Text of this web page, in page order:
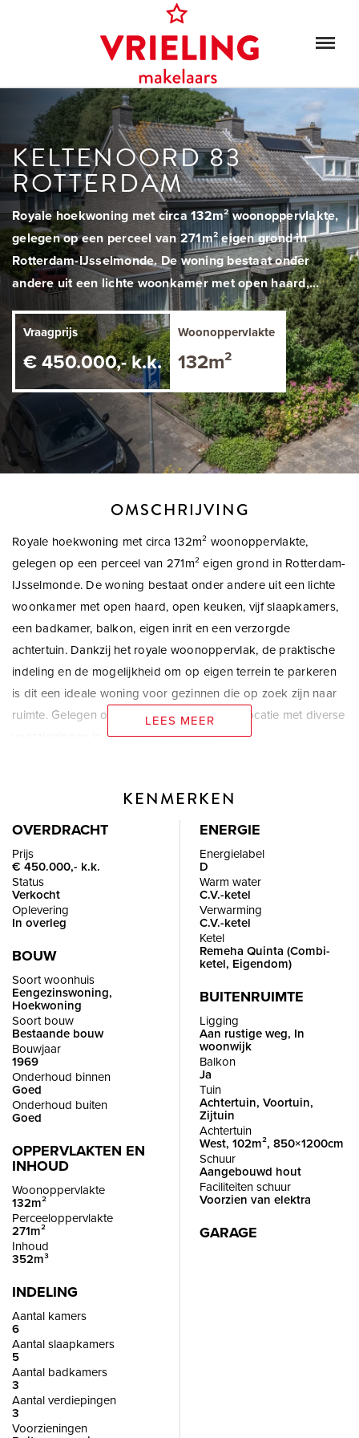
KELTENOORD 83
ROTTERDAM
Royale hoekwoning met circa 132m² woonoppervlakte,
gelegen op een perceel van 271m² eigen grond in
Rotterdam-IJsselmonde. De woning bestaat onder
andere uit een lichte woonkamer met open haard,...
Vraagprijs
€ 450.000,- k.k.
Woonoppervlakte
132m²
OMSCHRIJVING
Royale hoekwoning met circa 132m² woonoppervlakte,
gelegen op een perceel van 271m² eigen grond in Rotterdam-
IJsselmonde. De woning bestaat onder andere uit een lichte
woonkamer met open haard, open keuken, vijf slaapkamers,
een badkamer, balkon, eigen inrit en een verzorgde
achtertuin. Dankzij het royale woonoppervlak, de praktische
indeling en de mogelijkheid om op eigen terrein te parkeren
is dit een ideale woning voor gezinnen die op zoek zijn naar
ruimte. Gelegen op een rustige en centrale locatie met diverse
voorzieningen in de directe omgeving.
omgeving zijn diverse voorzieningen aanwezig, waaronder
winkelcentrum Keizerswaard, scholen, sportvoorzieningen en
Maasgebied en verschillende groenvoorzieningen in de
omgeving goed bereikbaar. Dankzij de centrale ligging zijn
zowel het centrum van Rotterdam als de uitvalswegen richting
de A15 en A16 eenvoudig te bereiken.
INDELING
BEGANE GROND
Entree, hal met meterkast, toiletruimte, trapopgang en
trapkast.
De woonkamer heeft grote raampartijen aan de voor- en
achterzijde. Hierdoor is er veel natuurlijke lichtinval aanwezig.
De woonkamer is voorzien van een open haard en biedt
voldoende ruimte voor een zit- en eethoek.
De keuken staat in open verbinding met de woonkamer. De
keuken is onder andere ingericht met een 4-pits
inductiekookplaat, afzuigkap, oven en spoelbak. De keuken
biedt daarnaast voldoende kast- en werkruimte.
EERSTE VERDIEPING
Overloop met toegang tot drie slaapkamers, de badkamer en
een toiletruimte.
De slaapkamer aan de voorzijde bestaat onder andere uit
een vaste kastenwand.
LEES MEER
KENMERKEN
OVERDRACHT
Prijs
€ 450.000,- k.k.
Status
Verkocht
Oplevering
In overleg
BOUW
Soort woonhuis
Eengezinswoning,
Hoekwoning
Soort bouw
Bestaande bouw
Bouwjaar
1969
Onderhoud binnen
Goed
Onderhoud buiten
Goed
OPPERVLAKTEN EN
INHOUD
Woonoppervlakte
132m²
Perceeloppervlakte
271m²
Inhoud
352m³
INDELING
Aantal kamers
6
Aantal slaapkamers
5
Aantal badkamers
3
Aantal verdiepingen
3
Voorzieningen
ENERGIE
Energielabel
D
Warm water
C.V.-ketel
Verwarming
C.V.-ketel
Ketel
Remeha Quinta (Combi-
ketel, Eigendom)
BUITENRUIMTE
Ligging
Aan rustige weg, In
woonwijk
Balkon
Ja
Tuin
Achtertuin, Voortuin,
Zijtuin
Achtertuin
West, 102m², 850×1200cm
Schuur
Aangebouwd hout
Faciliteiten schuur
Voorzien van elektra
GARAGE